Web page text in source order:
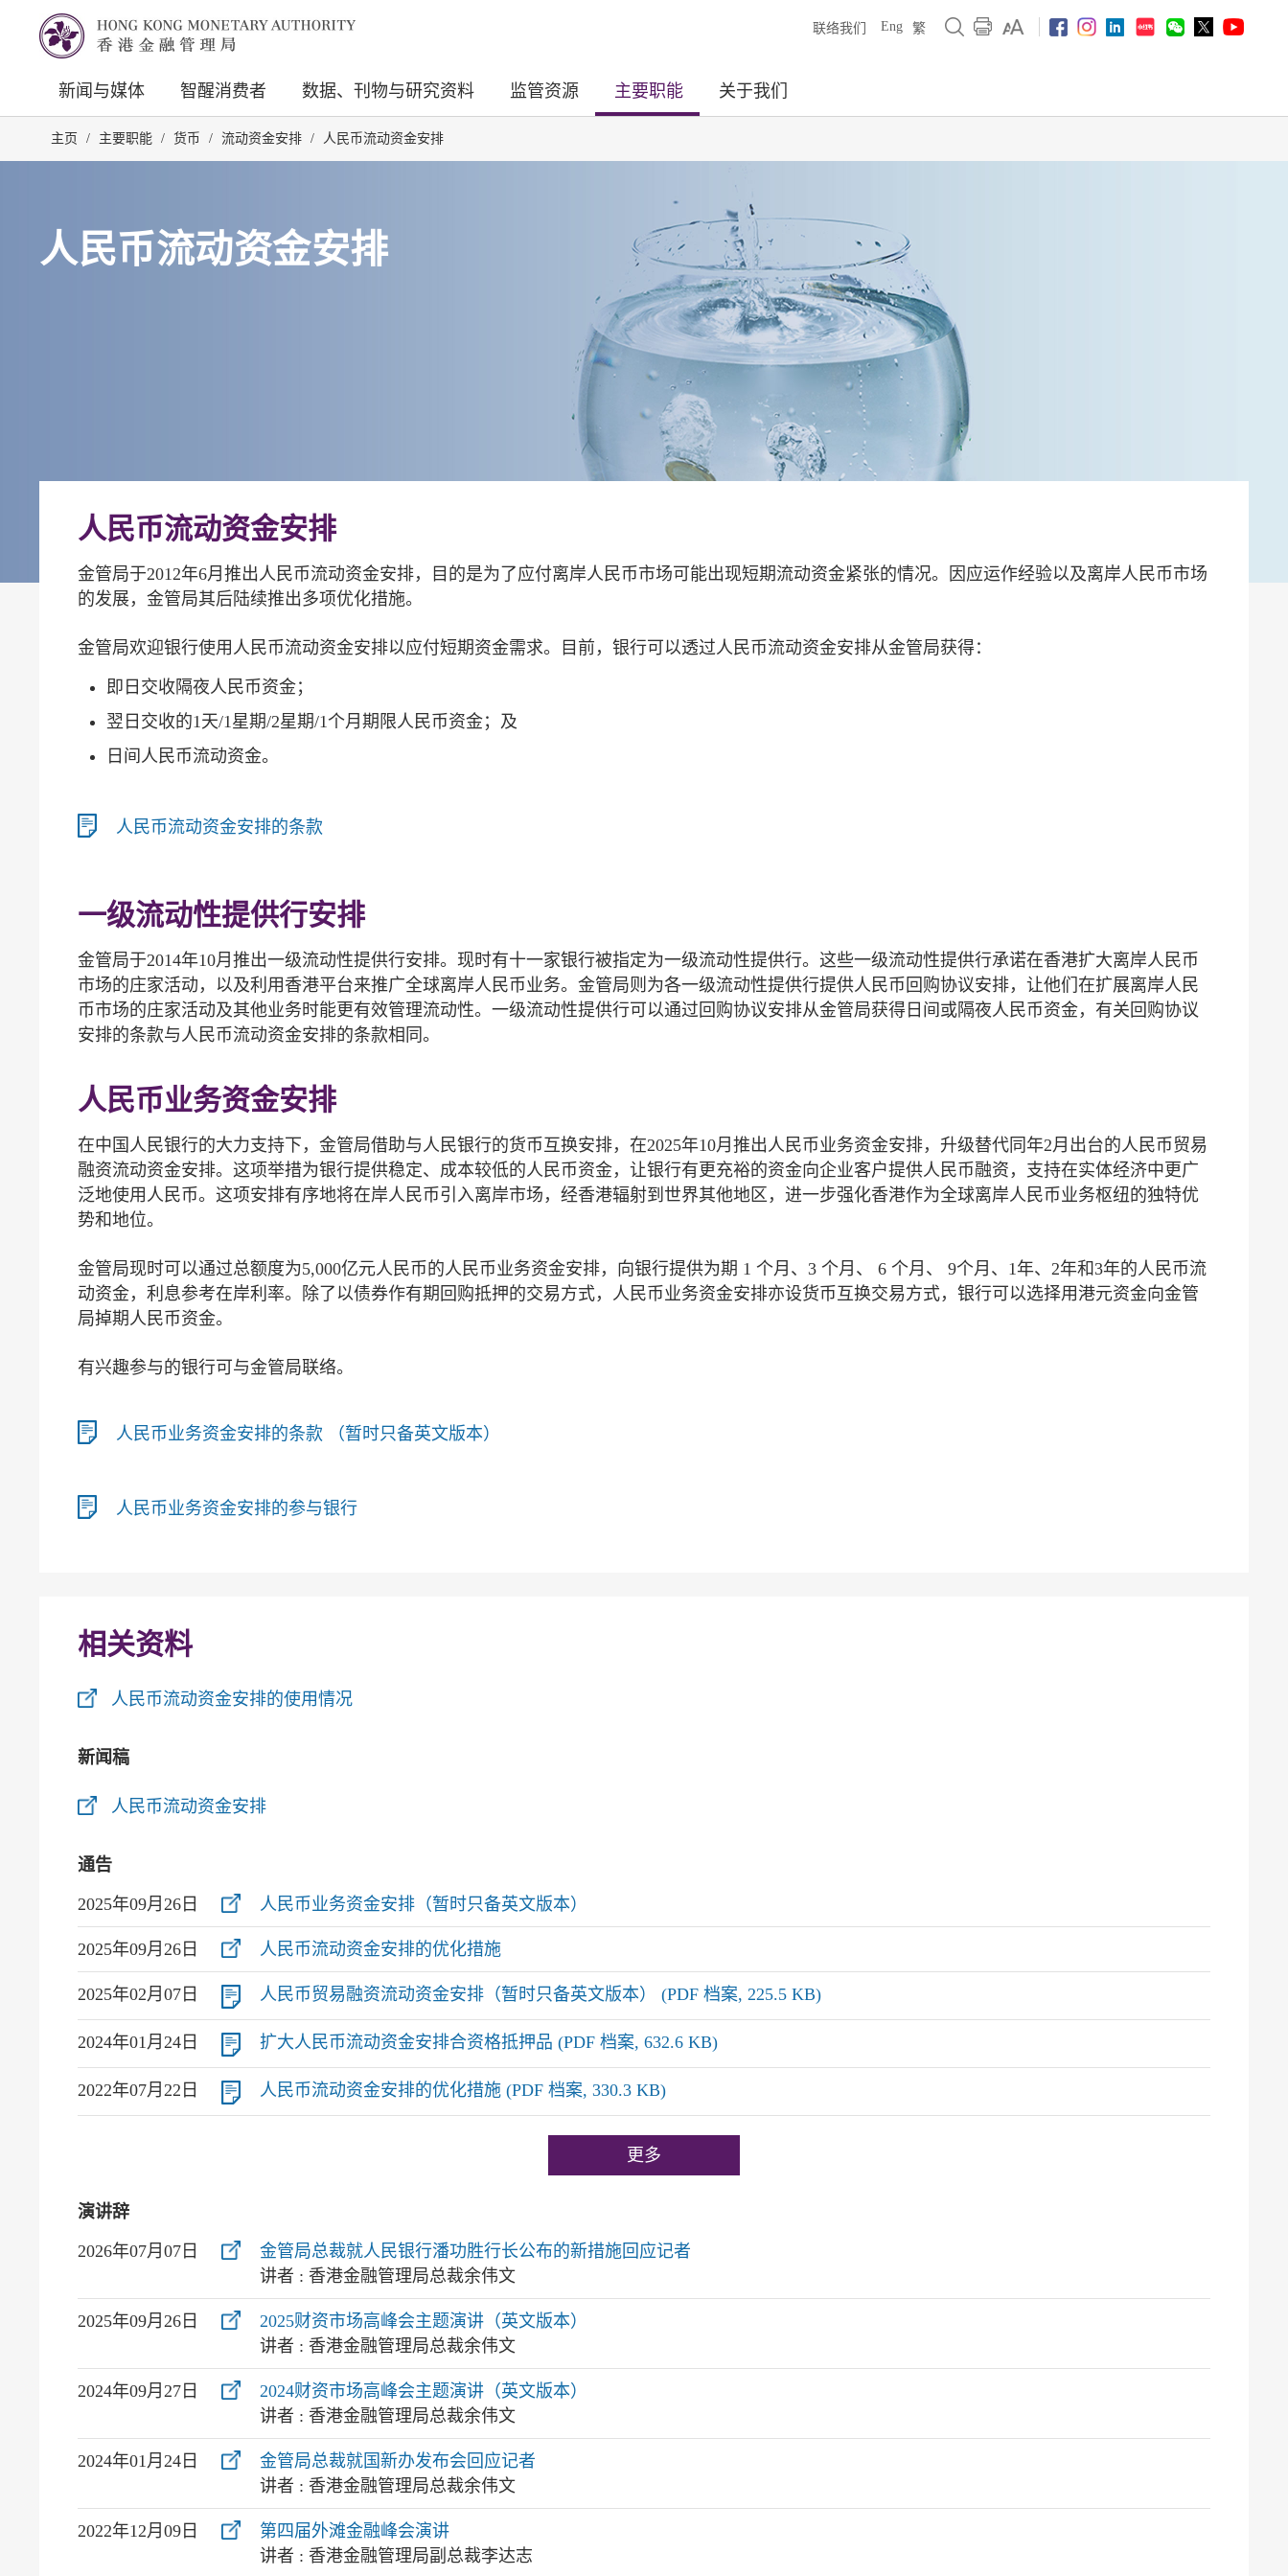
联络我们 Eng 繁
新闻与媒体 智醒消费者 数据、刊物与研究资料 监管资源 主要职能 关于我们
主页 / 主要职能 / 货币 / 流动资金安排 / 人民币流动资金安排
人民币流动资金安排
人民币流动资金安排
金管局于2012年6月推出人民币流动资金安排，目的是为了应付离岸人民币市场可能出现短期流动资金紧张的情况。因应运作经验以及离岸人民币市场
的发展，金管局其后陆续推出多项优化措施。
金管局欢迎银行使用人民币流动资金安排以应付短期资金需求。目前，银行可以透过人民币流动资金安排从金管局获得：
即日交收隔夜人民币资金；
翌日交收的1天/1星期/2星期/1个月期限人民币资金；及
日间人民币流动资金。
人民币流动资金安排的条款
一级流动性提供行安排
金管局于2014年10月推出一级流动性提供行安排。现时有十一家银行被指定为一级流动性提供行。这些一级流动性提供行承诺在香港扩大离岸人民币
市场的庄家活动，以及利用香港平台来推广全球离岸人民币业务。金管局则为各一级流动性提供行提供人民币回购协议安排，让他们在扩展离岸人民
币市场的庄家活动及其他业务时能更有效管理流动性。一级流动性提供行可以通过回购协议安排从金管局获得日间或隔夜人民币资金，有关回购协议
安排的条款与人民币流动资金安排的条款相同。
人民币业务资金安排
在中国人民银行的大力支持下，金管局借助与人民银行的货币互换安排，在2025年10月推出人民币业务资金安排，升级替代同年2月出台的人民币贸易
融资流动资金安排。这项举措为银行提供稳定、成本较低的人民币资金，让银行有更充裕的资金向企业客户提供人民币融资，支持在实体经济中更广
泛地使用人民币。这项安排有序地将在岸人民币引入离岸市场，经香港辐射到世界其他地区，进一步强化香港作为全球离岸人民币业务枢纽的独特优
势和地位。
金管局现时可以通过总额度为5,000亿元人民币的人民币业务资金安排，向银行提供为期 1 个月、3 个月、 6 个月、 9个月、1年、2年和3年的人民币流
动资金，利息参考在岸利率。除了以债券作有期回购抵押的交易方式，人民币业务资金安排亦设货币互换交易方式，银行可以选择用港元资金向金管
局掉期人民币资金。
有兴趣参与的银行可与金管局联络。
人民币业务资金安排的条款 （暂时只备英文版本）
人民币业务资金安排的参与银行
相关资料
人民币流动资金安排的使用情况
新闻稿
人民币流动资金安排
通告
2025年09月26日 人民币业务资金安排（暂时只备英文版本）
2025年09月26日 人民币流动资金安排的优化措施
2025年02月07日 人民币贸易融资流动资金安排（暂时只备英文版本） (PDF 档案, 225.5 KB)
2024年01月24日 扩大人民币流动资金安排合资格抵押品 (PDF 档案, 632.6 KB)
2022年07月22日 人民币流动资金安排的优化措施 (PDF 档案, 330.3 KB)
更多
演讲辞
2026年07月07日
金管局总裁就人民银行潘功胜行长公布的新措施回应记者
讲者 : 香港金融管理局总裁余伟文
2025年09月26日
2025财资市场高峰会主题演讲（英文版本）
讲者 : 香港金融管理局总裁余伟文
2024年09月27日
2024财资市场高峰会主题演讲（英文版本）
讲者 : 香港金融管理局总裁余伟文
2024年01月24日
金管局总裁就国新办发布会回应记者
讲者 : 香港金融管理局总裁余伟文
2022年12月09日
第四届外滩金融峰会演讲
讲者 : 香港金融管理局副总裁李达志